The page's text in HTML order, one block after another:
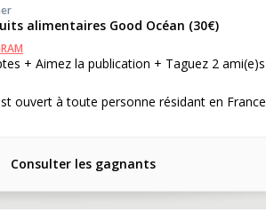
alimentaires Good Océan (30€)
+ Aimez la publication + Taguez 2 ami(e)s
ouvert à toute personne résidant en France
Consulter les gagnants